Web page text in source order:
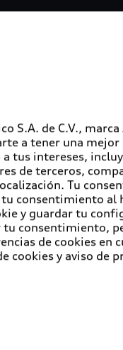
S.A. de C.V.,
a tener una
tus intereses,
de terceros,
Tu
tu consentimiento
y guardar tu
tu consentimiento,
de cookies
cookies y aviso de